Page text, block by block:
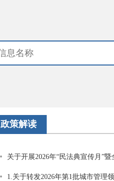
政策解读
关于开展2026年“民法典宣传月”
1.关于转发2026年第1批城市管理